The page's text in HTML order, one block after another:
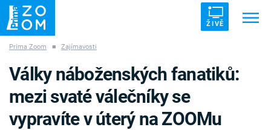
ŽIVĚ
ZÁHADY VETŘELCI DÁVNOVĚKU
Prima Zoom ■ Zajímavosti
Války náboženských fanatiků:
mezi svaté válečníky se
vypravíte v úterý na ZOOMu